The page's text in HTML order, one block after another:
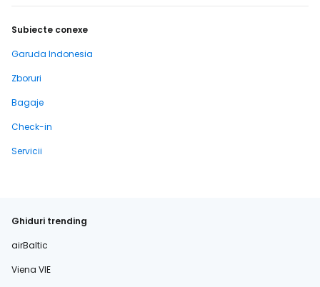
Subiecte conexe
Garuda Indonesia
Zboruri
Bagaje
Check-in
Servicii
Ghiduri trending
airBaltic
Viena VIE